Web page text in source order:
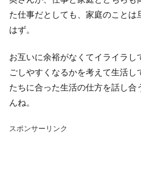
た仕事だとしても、家庭のこと
はず。
お互いに余裕がなくてイライラ
ごしやすくなるかを考えて生活
たちに合った生活の仕方を話し
んね。
スポンサーリンク